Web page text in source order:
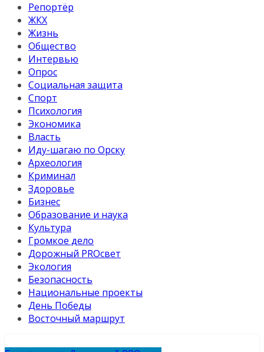
Репортёр
ЖКХ
Жизнь
Общество
Интервью
Опрос
Социальная защита
Спорт
Психология
Экономика
Власть
Иду-шагаю по Орску
Археология
Криминал
Здоровье
Бизнес
Образование и наука
Культура
Громкое дело
Дорожный PROсвет
Экология
Безопасность
Национальные проекты
День Победы
Восточный маршрут